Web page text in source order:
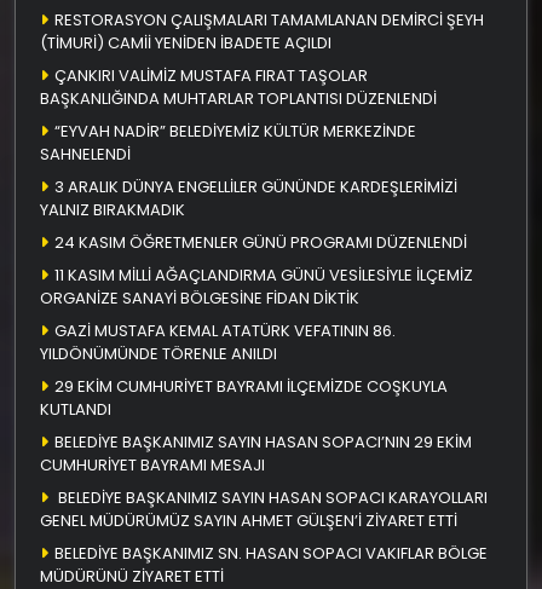
RESTORASYON ÇALIŞMALARI TAMAMLANAN DEMİRCİ ŞEYH
(TİMURİ) CAMİİ YENİDEN İBADETE AÇILDI
ÇANKIRI VALİMİZ MUSTAFA FIRAT TAŞOLAR
BAŞKANLIĞINDA MUHTARLAR TOPLANTISI DÜZENLENDİ
“EYVAH NADİR” BELEDİYEMİZ KÜLTÜR MERKEZİNDE
SAHNELENDİ
3 ARALIK DÜNYA ENGELLİLER GÜNÜNDE KARDEŞLERİMİZİ
YALNIZ BIRAKMADIK
24 KASIM ÖĞRETMENLER GÜNÜ PROGRAMI DÜZENLENDİ
11 KASIM MİLLİ AĞAÇLANDIRMA GÜNÜ VESİLESİYLE İLÇEMİZ
ORGANİZE SANAYİ BÖLGESİNE FİDAN DİKTİK
GAZİ MUSTAFA KEMAL ATATÜRK VEFATININ 86.
YILDÖNÜMÜNDE TÖRENLE ANILDI
29 EKİM CUMHURİYET BAYRAMI İLÇEMİZDE COŞKUYLA
KUTLANDI
BELEDİYE BAŞKANIMIZ SAYIN HASAN SOPACI’NIN 29 EKİM
CUMHURİYET BAYRAMI MESAJI
BELEDİYE BAŞKANIMIZ SAYIN HASAN SOPACI KARAYOLLARI
GENEL MÜDÜRÜMÜZ SAYIN AHMET GÜLŞEN’İ ZİYARET ETTİ
BELEDİYE BAŞKANIMIZ SN. HASAN SOPACI VAKIFLAR BÖLGE
MÜDÜRÜNÜ ZİYARET ETTİ